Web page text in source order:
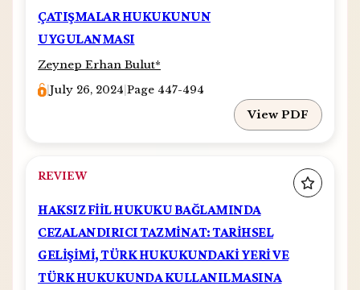
ÇATIŞMALAR HUKUKUNUN
UYGULANMASI
Zeynep Erhan Bulut*
|July 26, 2024 |Page 447-494
View PDF
REVIEW
HAKSIZ FİİL HUKUKU BAĞLAMINDA
CEZALANDIRICI TAZMİNAT: TARİHSEL
GELİŞİMİ, TÜRK HUKUKUNDAKİ YERİ VE
TÜRK HUKUKUNDA KULLANILMASINA